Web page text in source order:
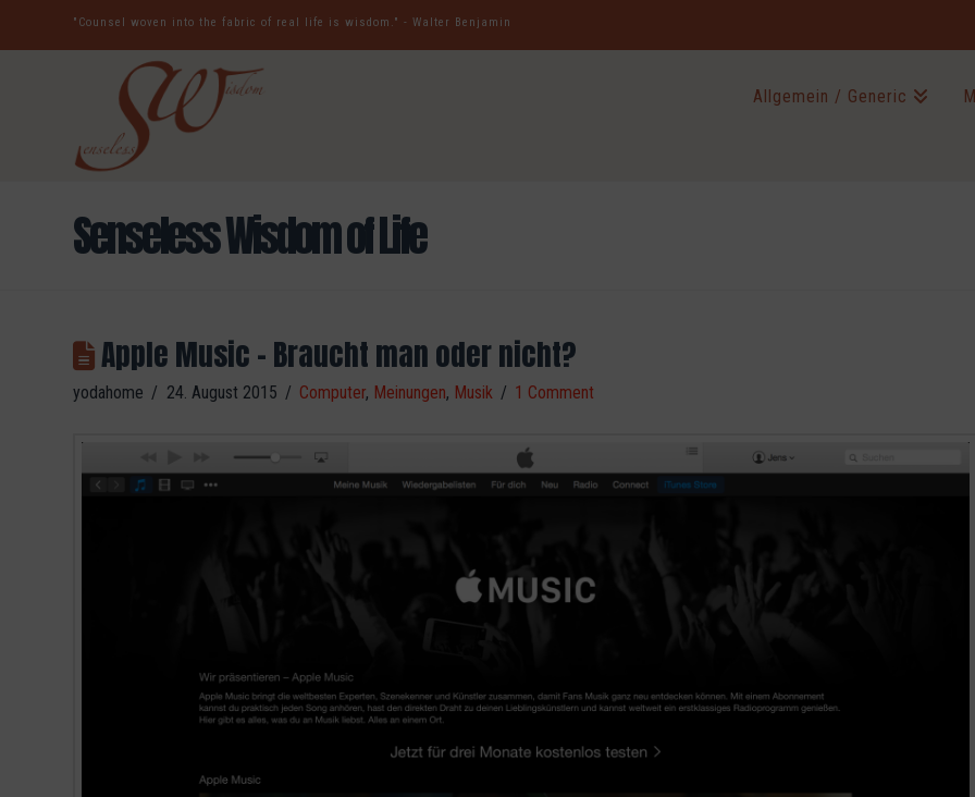
"Counsel woven into the fabric of real life is wisdom." - Walter Benjamin
Allgemein / Generic
Senseless Wisdom of Life
Apple Music – Braucht man oder nicht?
yodahome 24. August 2015 Computer, Meinungen, Musik 1 Comment